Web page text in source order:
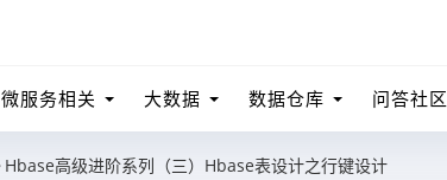
微服务相关 大数据 数据仓库 问答社区
Hbase高级进阶系列（三）Hbase表设计之行键设计